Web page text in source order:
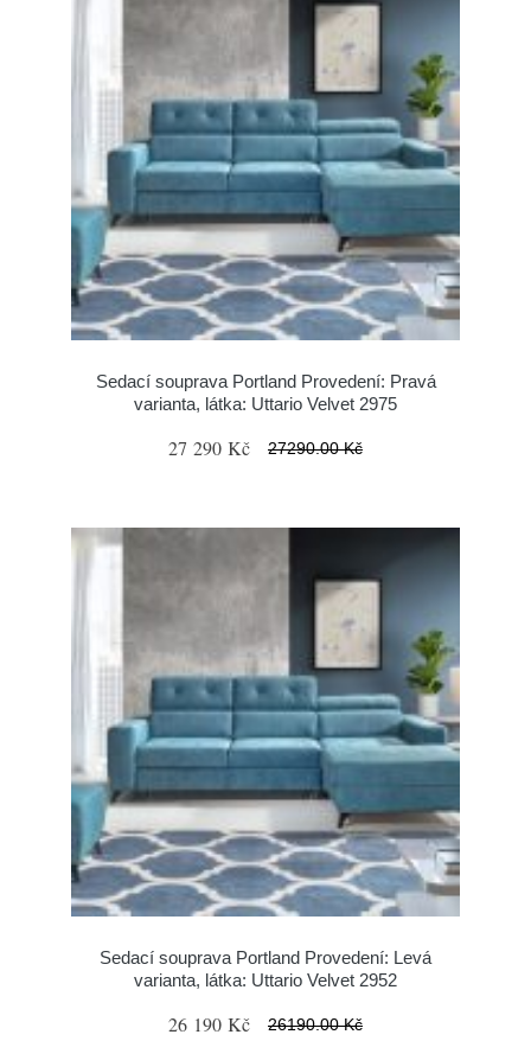
Sedací souprava Portland Provedení: Pravá
varianta, látka: Uttario Velvet 2975
27 290 Kč 27290.00 Kč
Sedací souprava Portland Provedení: Levá
varianta, látka: Uttario Velvet 2952
26 190 Kč 26190.00 Kč